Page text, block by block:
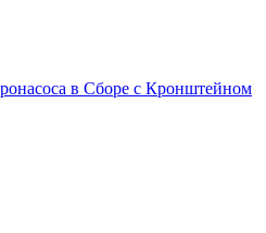
в Сборе с Кронштейном